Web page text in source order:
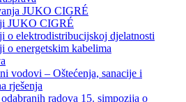
JUKO CIGRÉ
JUKO CIGRÉ
o elektrodistribucijskoj djelatnosti
o energetskim kabelima
vodovi – Oštećenja, sanacije i
rješenja
radova 15. simpozija o